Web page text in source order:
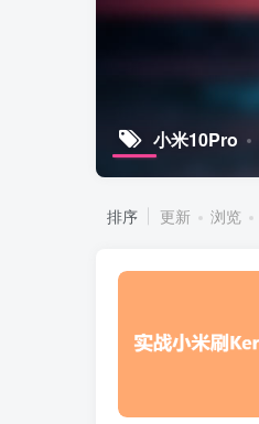
小米10Pro
排序 更新 浏览